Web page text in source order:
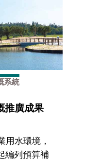
系統
推廣成果
用水環境，
編列預算補